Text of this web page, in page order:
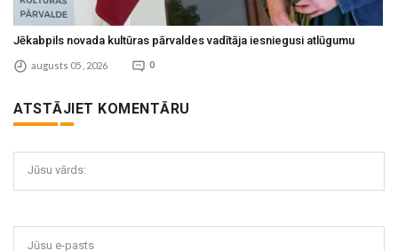
Jēkabpils novada kultūras pārvaldes vadītāja iesniegusi atlūgumu
augusts 05 , 2026 0
ATSTĀJIET KOMENTĀRU
Jūsu vārds:
Jūsu e-pasts